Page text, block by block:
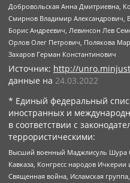
Добровольская Анна Дмитриевна,
Смирнов Владимир Александрович,
Борис Андреевич, Левинсон Лев
Орлов Олег Петрович, Полякова
Захаров Герман Константинович
Источник: http://
данные на 24.03.2022
* Единый федеральный
иностранных и
в соответствии с
террористическими:
Высший военный Маджлисуль Шура
Кавказа, Конгресс народов Ичкерии
Священная война, Исламская